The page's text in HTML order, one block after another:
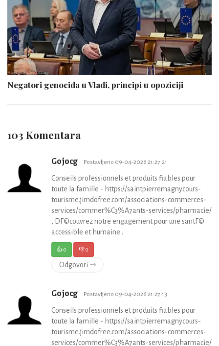
Negatori genocida u Vladi, principi u opoziciji
103 Komentara
Gojocg Postavljeno 09-04-2026 21:27:21
Conseils professionnels et produits fiables pour
toute la famille - https://saintpierremagnycours-
tourisme.jimdofree.com/associations-commerces-
services/commer%C3%A7ants-services/pharmacie/
, DГ©couvrez notre engagement pour une santГ©
accessible et humaine .
👍0 👎0
Odgovori ⇾
Gojocg Postavljeno 09-04-2026 21:27:13
Conseils professionnels et produits fiables pour
toute la famille - https://saintpierremagnycours-
tourisme.jimdofree.com/associations-commerces-
services/commer%C3%A7ants-services/pharmacie/